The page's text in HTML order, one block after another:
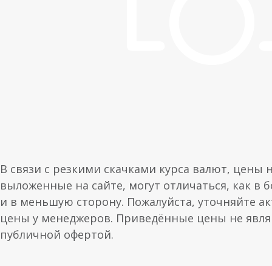
В связи с резкими скачками курса валют, цены
выложенные на сайте, могут отличаться, как в
и в меньшую сторону. Пожалуйста, уточняйте
цены у менеджеров. Приведённые цены не
публичной офертой.